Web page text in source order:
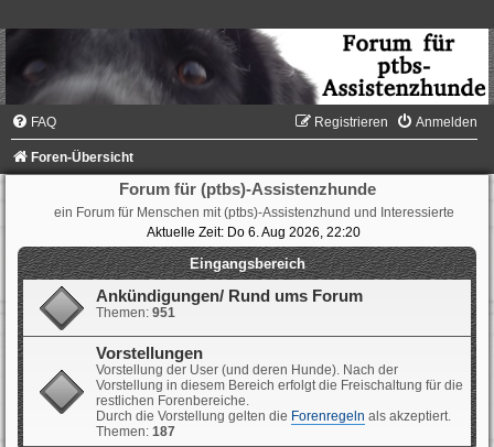
FAQ Anmelden
Registrieren
Foren-Übersicht
Forum für (ptbs)-Assistenzhunde
ein Forum für Menschen mit (ptbs)-Assistenzhund und Interessierte
Aktuelle Zeit: Do 6. Aug 2026, 22:20
Eingangsbereich
Ankündigungen/ Rund ums Forum
Themen: 951
Vorstellungen
Vorstellung der User (und deren Hunde). Nach der
Vorstellung in diesem Bereich erfolgt die Freischaltung für die
restlichen Forenbereiche.
Durch die Vorstellung gelten die Forenregeln als akzeptiert.
Themen: 187